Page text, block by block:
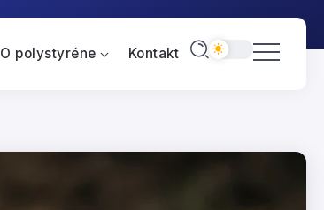
O polystyréne Kontakt